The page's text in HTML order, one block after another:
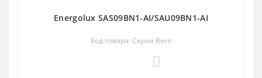
Energolux SAS09BN1-AI/SAU09BN1-AI
Код товара: Серия Bern